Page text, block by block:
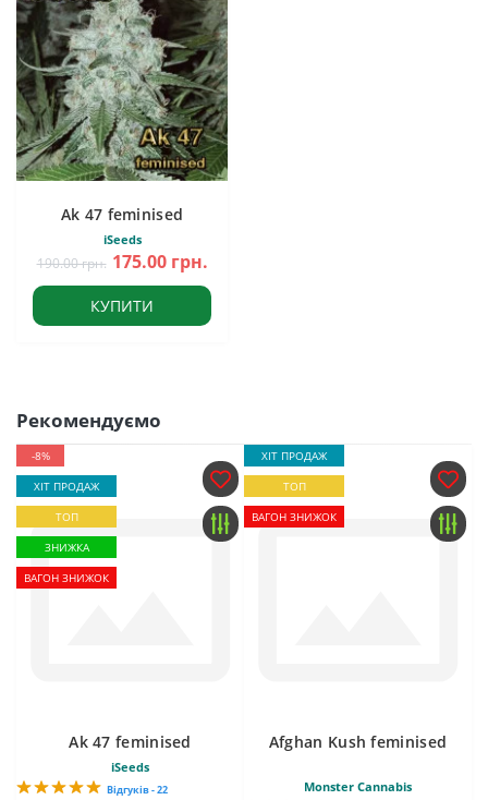
Ak 47 feminised
iSeeds
190.00 грн. 175.00 грн.
КУПИТИ
Рекомендуємо
-8%
ХІТ ПРОДАЖ
ТОП
ЗНИЖКА
ВАГОН ЗНИЖОК
Ak 47 feminised
iSeeds
Відгуків - 22
ХІТ ПРОДАЖ
ТОП
ВАГОН ЗНИЖОК
Afghan Kush feminised
Monster Cannabis